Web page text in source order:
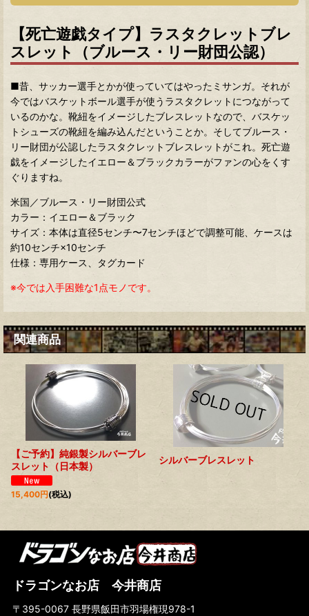
【死亡遊戯タイプ】ラスタクレットブレ
スレット（ブルース・リー財団公認）
■昔、サッカー選手とかが使っていてはやったミサンガ。それが
今ではバスケットボール選手が使うラスタクレットにつながって
いるのかな。靴紐をイメージしたブレスレットなので、バスケッ
トシューズの靴紐を編み込んだということか。そしてブルース・
リー財団が公認したラスタクレットブレスレットがこれ。死亡遊
戯をイメージしたイエロー＆ブラックカラーがファンの心をくす
ぐりますね。
米国／ブルース・リー財団公式
カラー：イエロー＆ブラック
サイズ：本体は直径5センチ〜7センチほどで調整可能、ケースは
約10センチ×10センチ
仕様：専用ケース、タグカード
※今では入手困難な1点モノです。
関連商品
【ご予約】純銀製シルバーブレ
スレット（日本製）
15,400円(税込)
シルバーブレスレット
ドラゴンなお店 今井商店
〒395-0067 長野県飯田市羽場権現978-1